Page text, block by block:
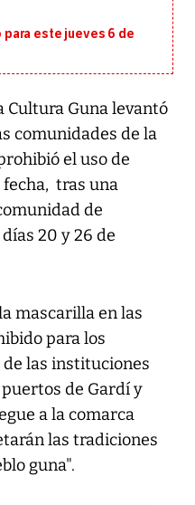
para este jueves 6 de
Cultura Guna levantó
comunidades de la
el uso de
tras una
de
20 y 26 de
mascarilla en las
para los
las instituciones
de Gardí y
a la comarca
las tradiciones
guna".